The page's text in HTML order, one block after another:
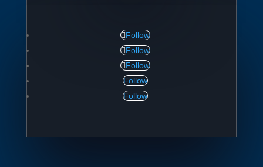
Follow
Follow
Follow
Follow
Follow